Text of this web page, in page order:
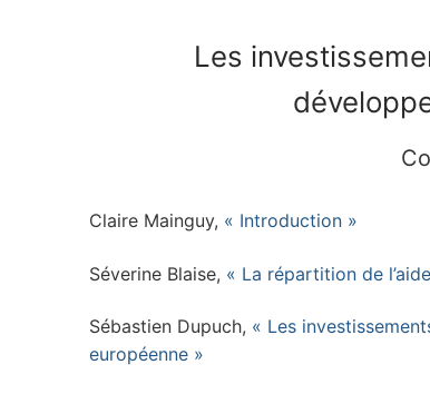
Les
Claire Mainguy, « Introduction »
Séverine Blaise, « La répartition de
Sébastien Dupuch, « Les
européenne »